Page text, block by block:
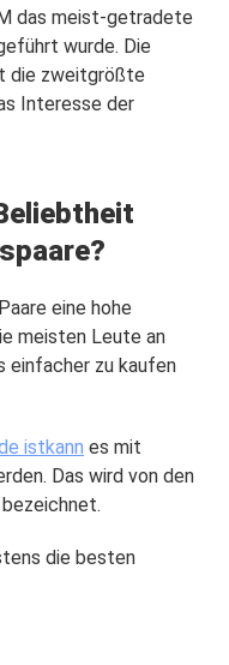
das meist-getradete
wurde. Die
die zweitgrößte
Interesse der
eine hohe
meisten Leute an
einfacher zu kaufen
istkann es mit
Das wird von den
die besten